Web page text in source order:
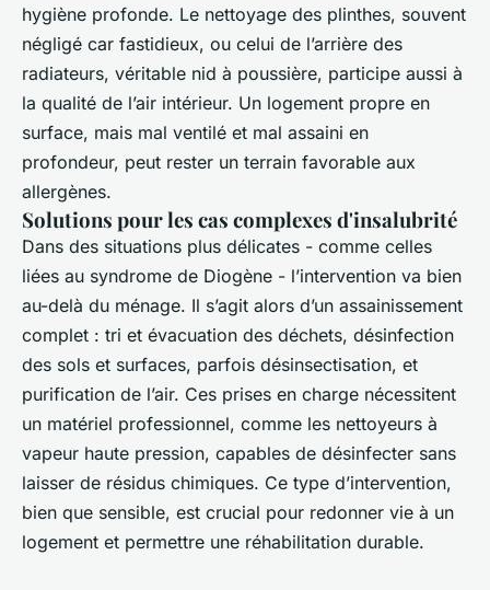
hygiène profonde. Le nettoyage des plinthes, souvent
négligé car fastidieux, ou celui de l’arrière des
radiateurs, véritable nid à poussière, participe aussi à
la qualité de l’air intérieur. Un logement propre en
surface, mais mal ventilé et mal assaini en
profondeur, peut rester un terrain favorable aux
allergènes.
Solutions pour les cas complexes d'insalubrité
Dans des situations plus délicates - comme celles
liées au syndrome de Diogène - l’intervention va bien
au-delà du ménage. Il s’agit alors d’un assainissement
complet : tri et évacuation des déchets, désinfection
des sols et surfaces, parfois désinsectisation, et
purification de l’air. Ces prises en charge nécessitent
un matériel professionnel, comme les nettoyeurs à
vapeur haute pression, capables de désinfecter sans
laisser de résidus chimiques. Ce type d’intervention,
bien que sensible, est crucial pour redonner vie à un
logement et permettre une réhabilitation durable.